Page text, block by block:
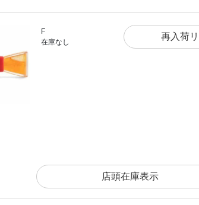
F
在庫なし
再入荷
店頭在庫表示